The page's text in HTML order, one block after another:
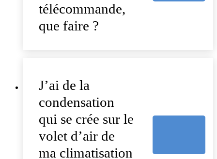
télécommande,
que faire ?
J’ai de la
condensation
qui se crée sur le
volet d’air de
ma climatisation